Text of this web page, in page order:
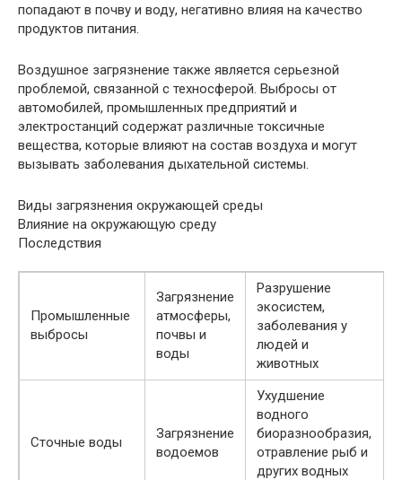
попадают в почву и воду, негативно влияя на качество
продуктов питания.
Воздушное загрязнение также является серьезной
проблемой, связанной с техносферой. Выбросы от
автомобилей, промышленных предприятий и
электростанций содержат различные токсичные
вещества, которые влияют на состав воздуха и могут
вызывать заболевания дыхательной системы.
Виды загрязнения окружающей среды
Влияние на окружающую среду
Последствия
Промышленные
выбросы
Загрязнение
атмосферы,
почвы и
воды
Разрушение
экосистем,
заболевания у
людей и
животных
Сточные воды
Загрязнение
водоемов
Ухудшение
водного
биоразнообразия,
отравление рыб и
других водных